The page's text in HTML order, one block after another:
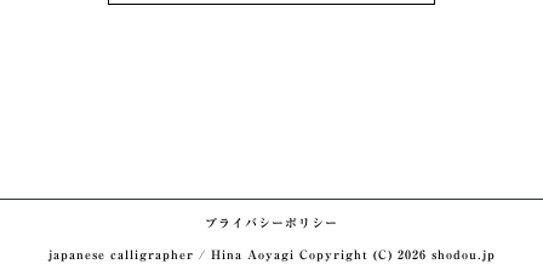
プライバシーポリシー
japanese calligrapher / Hina Aoyagi Copyright (C) 2026 shodou.jp